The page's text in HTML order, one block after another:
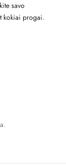
savo
kokiai progai.